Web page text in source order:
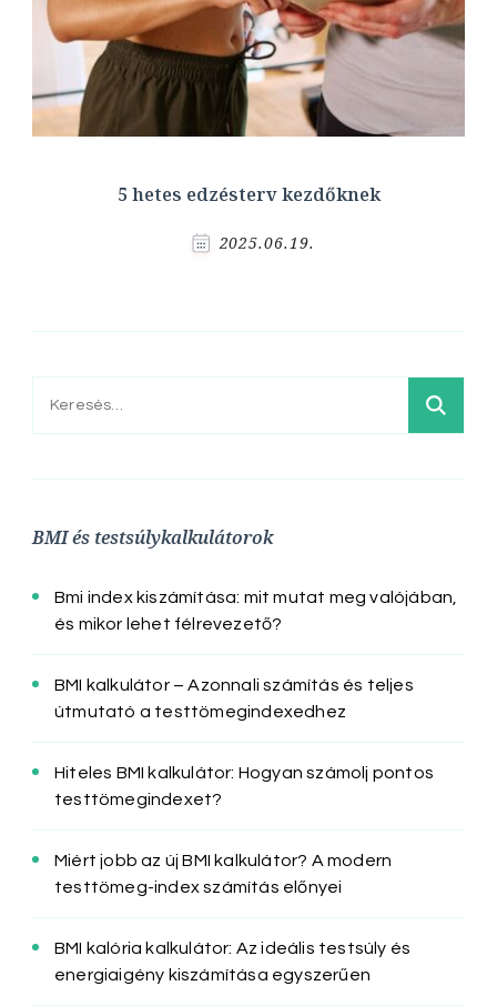
5 hetes edzésterv kezdőknek
2025.06.19.
Keresés:
BMI és testsúlykalkulátorok
Bmi index kiszámítása: mit mutat meg valójában,
és mikor lehet félrevezető?
BMI kalkulátor – Azonnali számítás és teljes
útmutató a testtömegindexedhez
Hiteles BMI kalkulátor: Hogyan számolj pontos
testtömegindexet?
Miért jobb az új BMI kalkulátor? A modern
testtömeg-index számítás előnyei
BMI kalória kalkulátor: Az ideális testsúly és
energiaigény kiszámítása egyszerűen